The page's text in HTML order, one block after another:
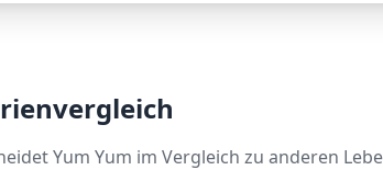
Yum Yum im Vergleich zu anderen